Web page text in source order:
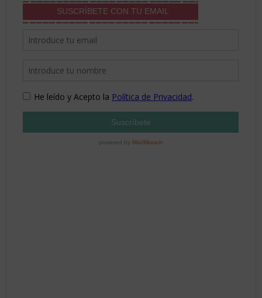
SUSCRÍBETE CON TU EMAIL